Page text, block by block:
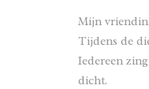
Mijn vriendin.
Tijdens de
Iedereen
dicht.